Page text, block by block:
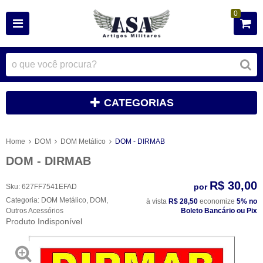
0
CATEGORIAS
Home DOM DOM Metálico DOM - DIRMAB
DOM - DIRMAB
Sku: 627FF7541EFAD
Categoria: DOM Metálico DOM
Outros Acessórios
Produto Indisponível
por R$ 30,00
à vista R$ 28,50 economize 5% no
Boleto Bancário ou Pix